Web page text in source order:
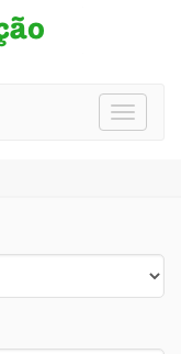
Toggle